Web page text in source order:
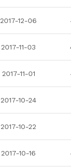
2017-12-06
2017-11-03
2017-11-01
2017-10-24
2017-10-22
2017-10-16